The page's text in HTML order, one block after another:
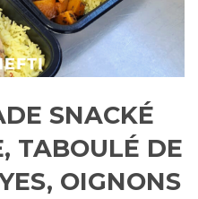
SNACKÉ
TABOULÉ DE
OIGNONS